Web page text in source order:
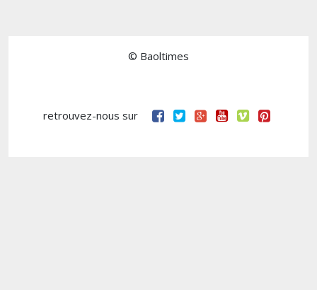
© Baoltimes
retrouvez-nous sur